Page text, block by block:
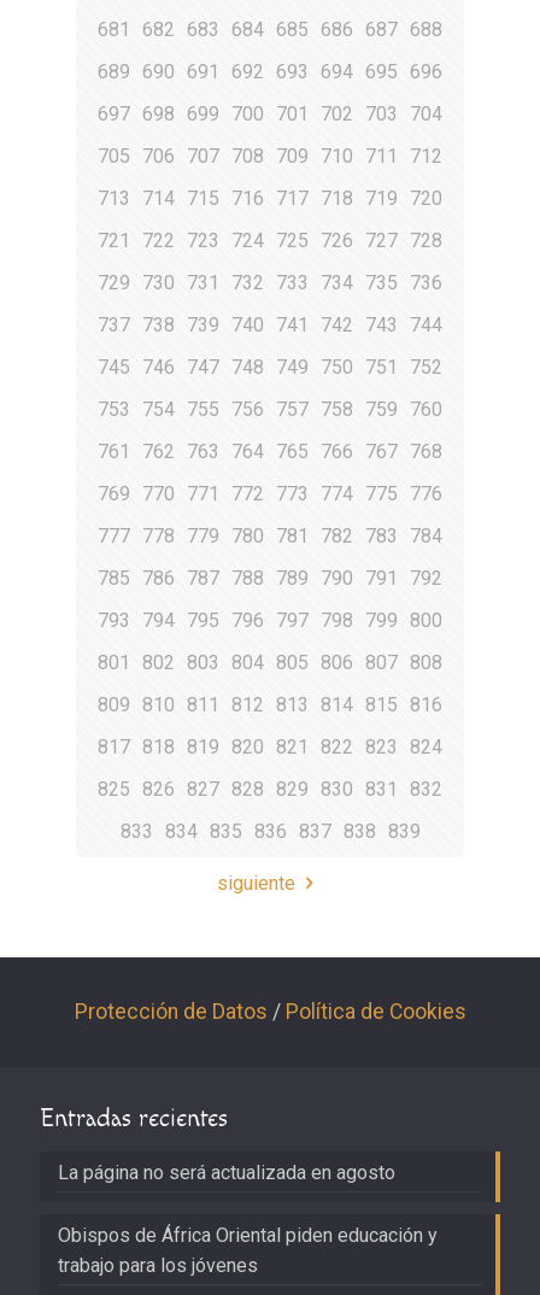
681
682 683 684 685 686 687 688
689
690 691 692 693 694 695
696
697 698 699 700 701 702 703
704
705
706 707 708 709 710 711
712
713
714 715 716 717 718 719
720
721
722 723 724 725 726 727 728
729
730 731 732 733 734 735
736
737 738 739 740 741 742 743
744
745
746 747 748 749 750 751
752
753
754 755 756 757 758 759
760
761
762 763 764 765 766 767 768
769
770 771 772 773 774 775
776
777 778 779 780 781 782 783
784
785
786 787 788 789 790 791
792
793
794 795 796 797 798 799
800
801
802 803 804 805 806 807 808
809
810 811 812 813 814 815
816
817 818 819 820 821 822 823
824
825
826 827 828 829 830 831
832
833
834 835 836 837 838 839
siguiente
Protección de Datos / Política de Cookies
Entradas recientes
La página no será actualizada en agosto
Obispos de África Oriental piden educación y
trabajo para los jóvenes